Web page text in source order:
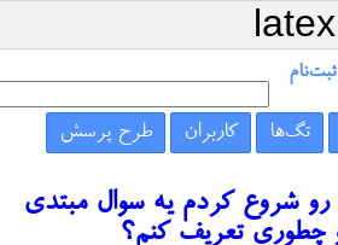
ثبت‌نام
تگ‌ها کاربران طرح پرسش
رو شروع کردم یه سوال مبتدی
چطوری تعریف کنم؟